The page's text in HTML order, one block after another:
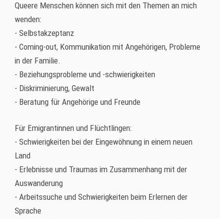
Queere Menschen können sich mit den Themen an mich
wenden:
- Selbstakzeptanz
- Coming-out, Kommunikation mit Angehörigen, Probleme
in der Familie.
- Beziehungsprobleme und -schwierigkeiten
- Diskriminierung, Gewalt
- Beratung für Angehörige und Freunde
Für Emigrantinnen und Flüchtlingen:
- Schwierigkeiten bei der Eingewöhnung in einem neuen
Land
- Erlebnisse und Traumas im Zusammenhang mit der
Auswanderung
- Arbeitssuche und Schwierigkeiten beim Erlernen der
Sprache